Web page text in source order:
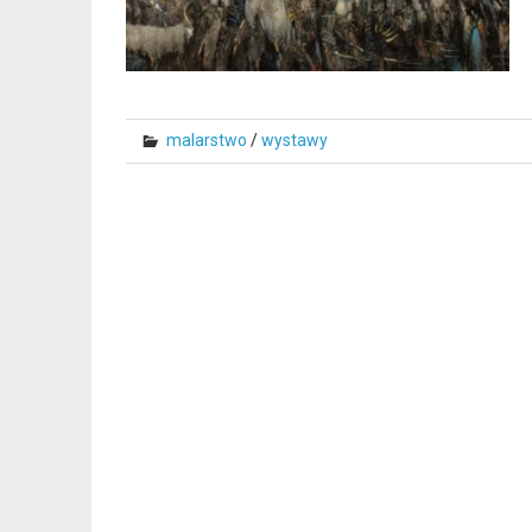
malarstwo /wystawy